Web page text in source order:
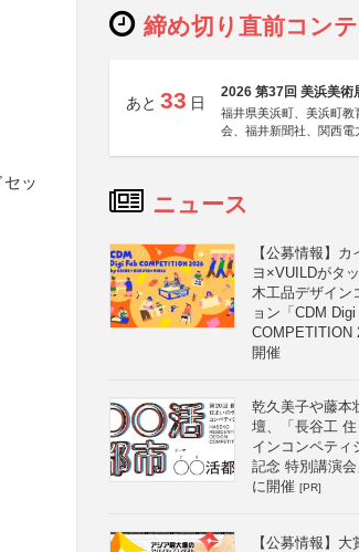
ッ
締め切り直前コン
あと 33 日
2026 第37回 美浜美術
福井県美浜町、美浜町教
会、福井新聞社、関西電
ニュース
【公募情報】
ヨ×VUILDがタ
木工品デザイン
ョン「CDM
COMPETITION
開催
乾久美子や藤本
壇、「長谷工
インコンペティ
記念 特別講演会
に開催 [PR]
【公募情報】